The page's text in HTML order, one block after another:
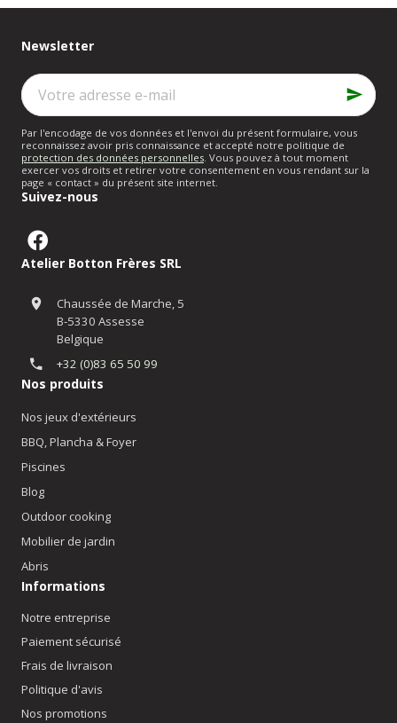
pour ce type de
Wallonie.
Newsletter
Votre
adresse
e-
mail
Par l'encodage de vos données et l'envoi du présent formulaire, vous
reconnaissez avoir pris connaissance et accepté notre politique de
protection des données personnelles . Vous pouvez à tout moment
exercer vos droits et retirer votre consentement en vous rendant sur la
page « contact » du présent site internet.
Suivez-nous
Atelier Botton Frères SRL
Chaussée de Marche, 5
B-5330 Assesse
Belgique
+32 (0)83 65 50 99
Nos produits
Nos jeux d'extérieurs
BBQ, Plancha & Foyer
Piscines
Blog
Outdoor cooking
Mobilier de jardin
Abris
Informations
Notre entreprise
Paiement sécurisé
Frais de livraison
Politique d'avis
Nos promotions